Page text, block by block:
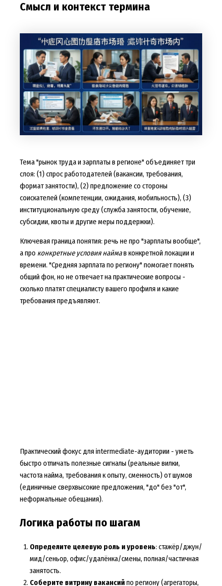
Смысл и контекст термина
Тема "рынок труда и зарплаты в регионе" объединяет три
слоя: (1) спрос работодателей (вакансии, требования,
формат занятости), (2) предложение со стороны
соискателей (компетенции, ожидания, мобильность), (3)
институциональную среду (служба занятости, обучение,
субсидии, квоты и другие меры поддержки).
Ключевая граница понятия: речь не про "зарплаты вообще",
а про конкретные условия наймав конкретной локации и
времени. "Средняя зарплата по региону" помогает понять
общий фон, но не отвечает на практические вопросы -
сколько платят специалисту вашего профиля и какие
требования предъявляют.
Практический фокус для intermediate-аудитории - уметь
быстро отличать полезные сигналы (реальные вилки,
частота найма, требования к опыту, сменность) от шумов
(единичные сверхвысокие предложения, "до" без "от",
неформальные обещания).
Логика работы по шагам
Определите целевую роль и уровень: стажёр/джун/
мид/сеньор, офис/удалёнка/смены, полная/частичная
занятость.
Соберите витрину вакансийпо региону (агрегаторы,